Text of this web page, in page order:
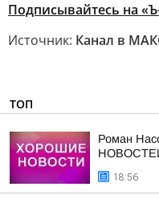
Подписывайтесь на
Источник: Канал в
ТОП
Роман
18:56